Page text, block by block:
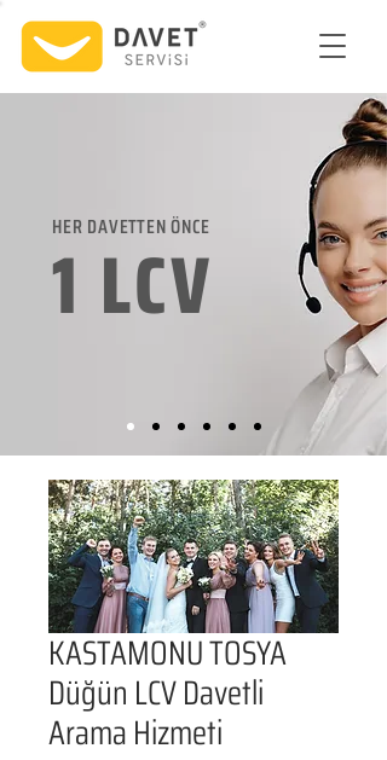
HER DAVETTEN ÖNCE
1 LCV
KASTAMONU TOSYA
Düğün LCV Davetli
Arama Hizmeti